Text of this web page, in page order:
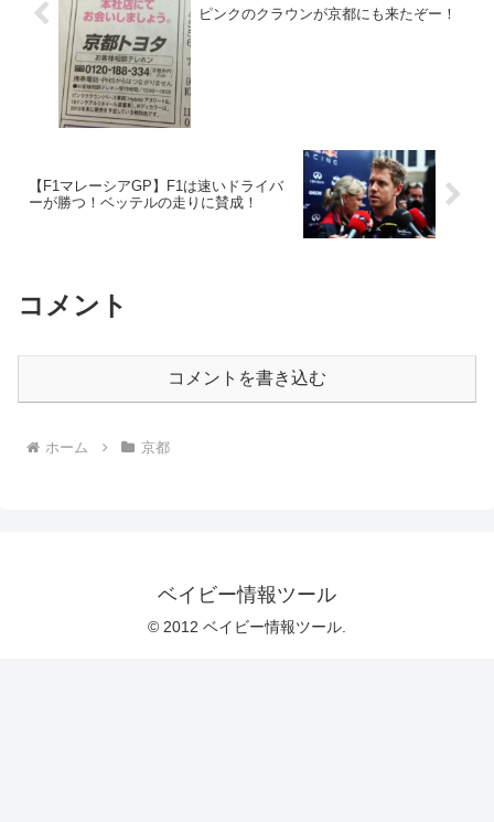
ピンクのクラウンが京都にも来たぞー！
【F1マレーシアGP】F1は速いドライバ
ーが勝つ！ベッテルの走りに賛成！
コメント
コメントを書き込む
ホーム 京都
ベイビー情報ツール
© 2012 ベイビー情報ツール.